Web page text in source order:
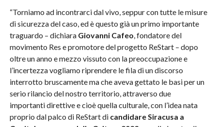
“Torniamo ad incontrarci dal vivo, seppur con tutte le misure
di sicurezza del caso, ed è questo già un primo importante
traguardo – dichiara Giovanni Cafeo, fondatore del
movimento Res e promotore del progetto ReStart – dopo
oltre un anno e mezzo vissuto con la preoccupazione e
l’incertezza vogliamo riprendere le fila di un discorso
interrotto bruscamente ma che aveva gettato le basi per un
serio rilancio del nostro territorio, attraverso due
importanti direttive e cioè quella culturale, con l’idea nata
proprio dal palco di ReStart di candidare Siracusa a